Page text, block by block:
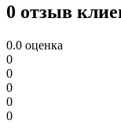
0 отзыв
0.0 оценка
0
0
0
0
0